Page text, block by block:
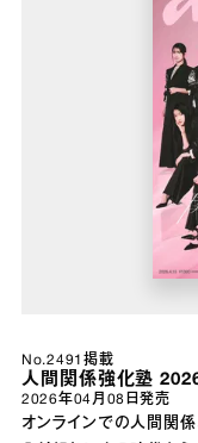
No.2491掲載
人間関係強化塾
2026年04月08日 発売
オンラインでの人間関